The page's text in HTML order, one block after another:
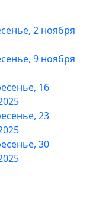
2 ноября
9 ноября
16
23
30